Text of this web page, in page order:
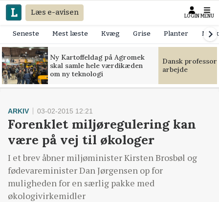
Læs e-avisen LOGIN MENU
Seneste Mest læste Kvæg Grise Planter
Ny Kartoffeldag på Agromek
skal samle hele værdikæden
om ny teknologi
Dansk
arbejde
ARKIV 03-02-2015 12:21
Forenklet miljøregulering kan
være på vej til økologer
I et brev åbner miljøminister Kirsten Brosbøl og
fødevareminister Dan Jørgensen op for
muligheden for en særlig pakke med
økologivirkemidler